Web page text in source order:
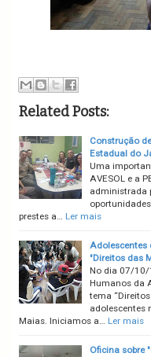
Related Posts:
Construção
Estadual do
Uma
AVESOL e a
administrada
prestes a… Ler mais
Adolescentes
"Direitos das
No dia 07/10/
Humanos da
tema
adolescentes
Maias. Iniciamos a… Ler mais
Oficina sobre